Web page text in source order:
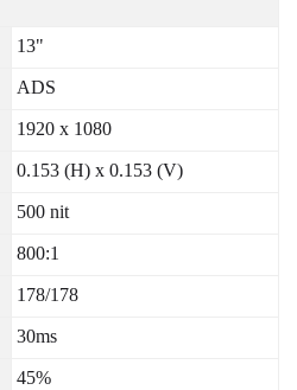
13"
ADS
1920 x 1080
0.153 (H) x 0.153 (V)
500 nit
800:1
178/178
30ms
45%